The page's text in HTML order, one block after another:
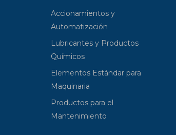
Accionamientos y
Automatización
Lubricantes y Productos
Químicos
Elementos Estándar para
Maquinaria
Productos para el
Mantenimiento